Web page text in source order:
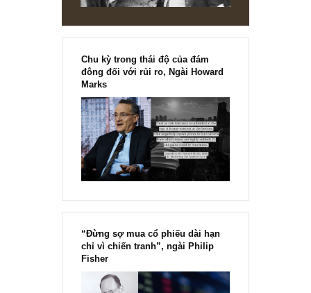
13/03/2019 at 10:12 PM
của BQT sau khi phát hành riêng lẻ? Theo kinh nghiệm
mình thấy nđt chiến lược chịu trả premium thì kèm theo
nhiều điều kiện (tài chính cũng như quản trị) chứ không
phải để BQT thích làm gì thì làm.
Giap
27/04/2019 at 3:09 PM
Trả cổ tức bằng tiền mặt giá cp bị trừ đi vậy tiền chạy đi
Angelos
30/04/2019 at 6:17 PM